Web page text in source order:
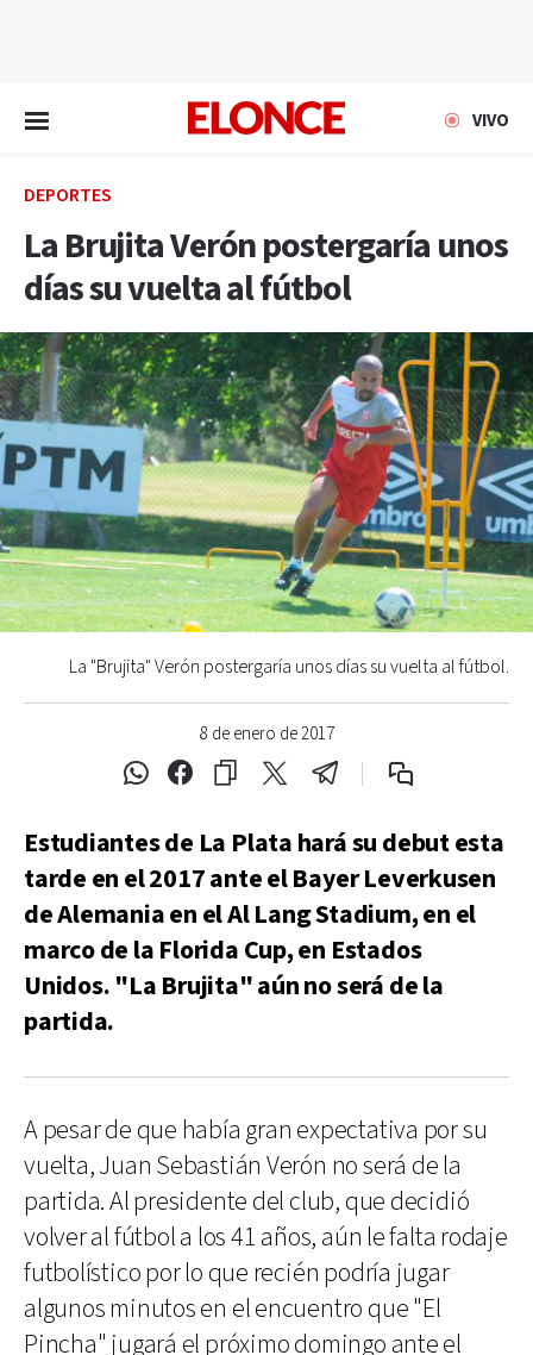
VIVO
DEPORTES
La Brujita Verón postergaría unos
días su vuelta al fútbol
8 de enero de 2017
La "Brujita" Verón postergaría unos días su vuelta al fútbol.
Estudiantes de La Plata hará su debut esta
tarde en el 2017 ante el Bayer Leverkusen
de Alemania en el Al Lang Stadium, en el
marco de la Florida Cup, en Estados
Unidos. "La Brujita" aún no será de la
partida.
A pesar de que había gran expectativa por su
vuelta, Juan Sebastián Verón no será de la
partida. Al presidente del club, que decidió
volver al fútbol a los 41 años, aún le falta rodaje
futbolístico por lo que recién podría jugar
algunos minutos en el encuentro que "El
Pincha" jugará el próximo domingo ante el